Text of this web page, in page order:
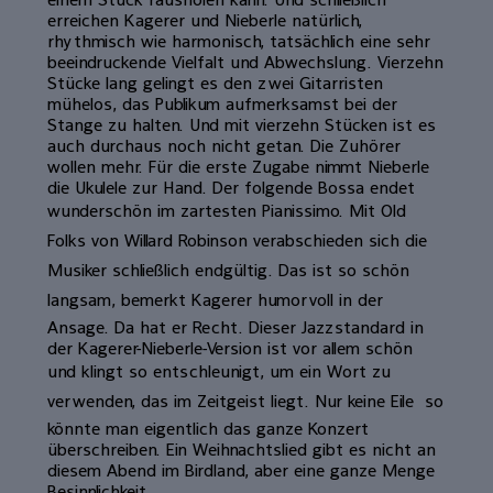
erreichen Kagerer und Nieberle natürlich,
rhythmisch wie harmonisch, tatsächlich eine sehr
beeindruckende Vielfalt und Abwechslung. Vierzehn
Stücke lang gelingt es den zwei Gitarristen
mühelos, das Publikum aufmerksamst bei der
Stange zu halten. Und mit vierzehn Stücken ist es
auch durchaus noch nicht getan. Die Zuhörer
wollen mehr. Für die erste Zugabe nimmt Nieberle
die Ukulele zur Hand. Der folgende Bossa endet
wunderschön im zartesten Pianissimo. Mit Old
Folks von Willard Robinson verabschieden sich die
Musiker schließlich endgültig. Das ist so schön
langsam, bemerkt Kagerer humorvoll in der
Ansage. Da hat er Recht. Dieser Jazzstandard in
der Kagerer-Nieberle-Version ist vor allem schön
und klingt so entschleunigt, um ein Wort zu
verwenden, das im Zeitgeist liegt. Nur keine Eile  so
könnte man eigentlich das ganze Konzert
überschreiben. Ein Weihnachtslied gibt es nicht an
diesem Abend im Birdland, aber eine ganze Menge